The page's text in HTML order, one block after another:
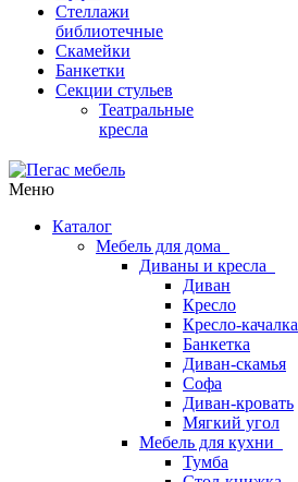
Стеллажи
библиотечные
Скамейки
Банкетки
Секции стульев
Театральные
кресла
Меню
Каталог
Мебель для дома
Диваны и кресла
Диван
Кресло
Кресло-качалка
Банкетка
Диван-скамья
Софа
Диван-кровать
Мягкий угол
Мебель для кухни
Тумба